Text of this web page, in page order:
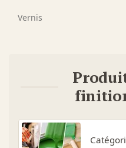
Vernis